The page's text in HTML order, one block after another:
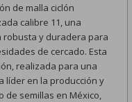
de malla ciclón
calibre 11, una
robusta y duradera para
de cercado. Esta
realizada para una
líder en la producción y
de semillas en México,